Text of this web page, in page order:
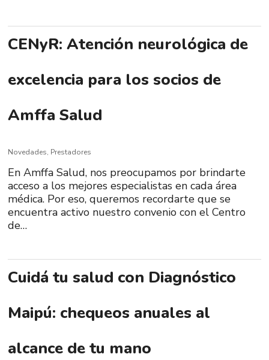
CENyR: Atención neurológica de
excelencia para los socios de
Amffa Salud
Novedades, Prestadores
En Amffa Salud, nos preocupamos por brindarte
acceso a los mejores especialistas en cada área
médica. Por eso, queremos recordarte que se
encuentra activo nuestro convenio con el Centro
de…
Cuidá tu salud con Diagnóstico
Maipú: chequeos anuales al
alcance de tu mano